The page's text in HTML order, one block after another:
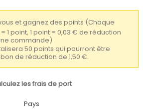
et gagnez des points (Chaque
1 point, 1 point = 0,03 € de réduction
commande)
50 points qui pourront être
de réduction de 1,50 €.
les frais de port
Pays